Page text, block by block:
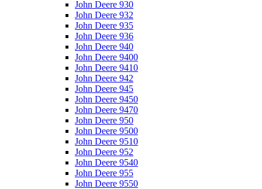
John Deere 930
John Deere 932
John Deere 935
John Deere 936
John Deere 940
John Deere 9400
John Deere 9410
John Deere 942
John Deere 945
John Deere 9450
John Deere 9470
John Deere 950
John Deere 9500
John Deere 9510
John Deere 952
John Deere 9540
John Deere 955
John Deere 9550